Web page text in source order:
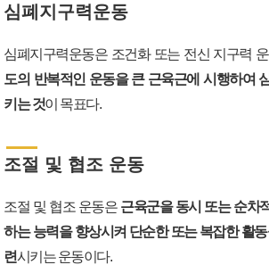
심폐지구력운동
심폐지구력운동은 조건화 또는 전신 지구력
도의 반복적인 운동을 큰 근육근에 시행하여
키는 것이 목표다.
조절 및 협조 운동
조절 및 협조 운동은 근육군을 동시 또는 순차
하는 능력을 향상시켜 단순한 또는 복잡한 활
련시키는 운동이다.